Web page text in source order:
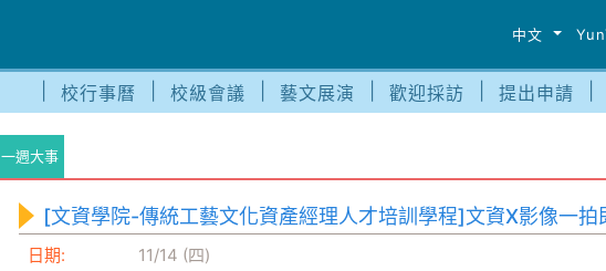
中文
校行事曆 校級會議 藝文展演 歡迎採訪 提出申請
一週大事
[文資學院-傳統工藝文化資產經理人才培訓學程]文資X影像一拍
日期:
11/14 (四)